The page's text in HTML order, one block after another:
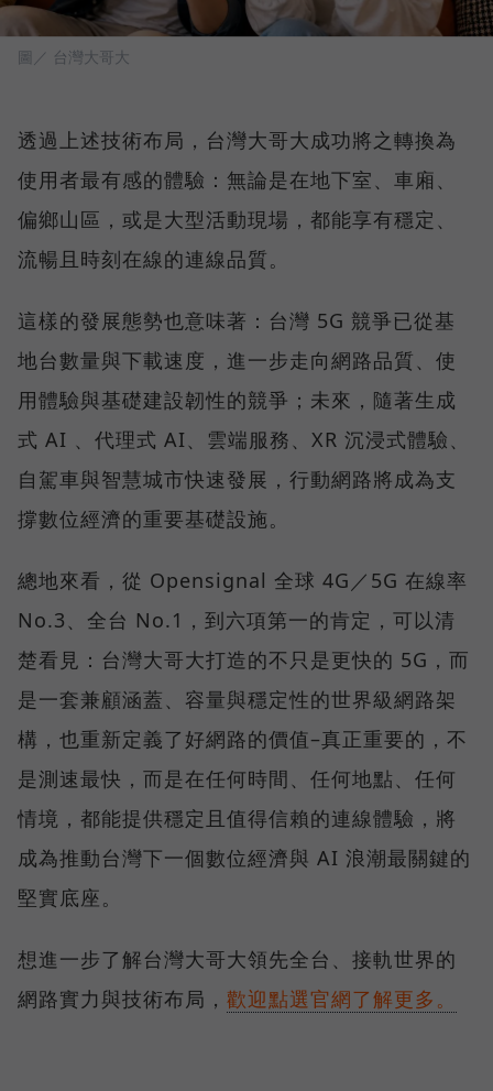
圖／ 台灣大哥大
透過上述技術布局，台灣大哥大成功將之轉換為
使用者最有感的體驗：無論是在地下室、車廂、
偏鄉山區，或是大型活動現場，都能享有穩定、
流暢且時刻在線的連線品質。
這樣的發展態勢也意味著：台灣 5G 競爭已從基
地台數量與下載速度，進一步走向網路品質、使
用體驗與基礎建設韌性的競爭；未來，隨著生成
式 AI 、代理式 AI、雲端服務、XR 沉浸式體驗、
自駕車與智慧城市快速發展，行動網路將成為支
撐數位經濟的重要基礎設施。
總地來看，從 Opensignal 全球 4G／5G 在線率
No.3、全台 No.1，到六項第一的肯定，可以清
楚看見：台灣大哥大打造的不只是更快的 5G，而
是一套兼顧涵蓋、容量與穩定性的世界級網路架
構，也重新定義了好網路的價值–真正重要的，不
是測速最快，而是在任何時間、任何地點、任何
情境，都能提供穩定且值得信賴的連線體驗，將
成為推動台灣下一個數位經濟與 AI 浪潮最關鍵的
堅實底座。
想進一步了解台灣大哥大領先全台、接軌世界的
網路實力與技術布局， 歡迎點選官網了解更多。